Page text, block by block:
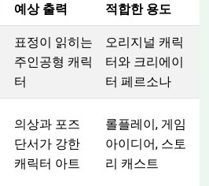
예상 출력 적합한 용도
표정이 읽히는
주인공형 캐릭
터
오리지널 캐릭
터와 크리에이
터 페르소나
의상과 포즈
단서가 강한
캐릭터 아트
롤플레이, 게임
아이디어, 스토
리 캐스트